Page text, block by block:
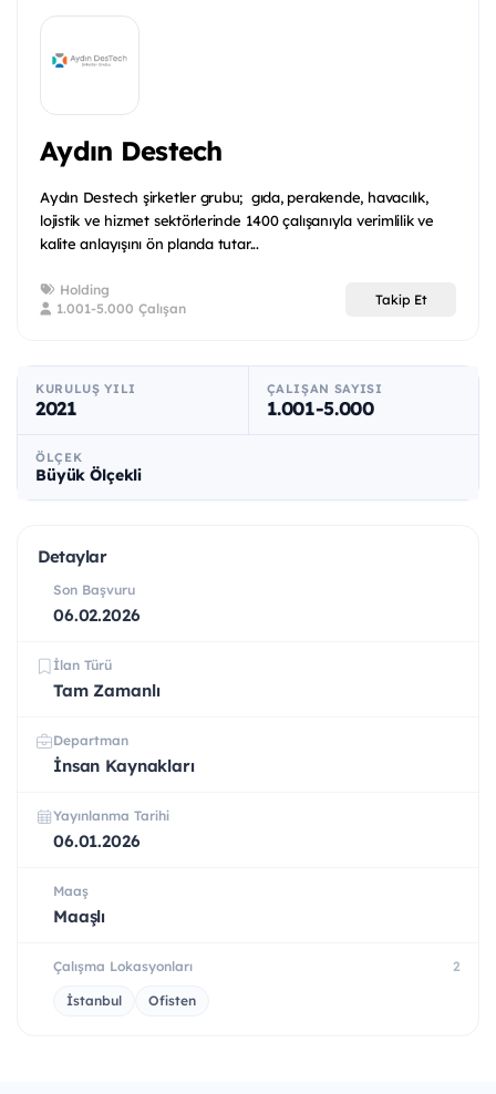
Aydın Destech
Aydın Destech şirketler grubu; gıda, perakende, havacılık,
lojistik ve hizmet sektörlerinde 1400 çalışanıyla verimlilik ve
kalite anlayışını ön planda tutar...
Holding
1.001-5.000 Çalışan
Takip Et
KURULUŞ YILI
2021
ÇALIŞAN SAYISI
1.001-5.000
ÖLÇEK
Büyük Ölçekli
Detaylar
Son Başvuru
06.02.2026
İlan Türü
Tam Zamanlı
Departman
İnsan Kaynakları
Yayınlanma Tarihi
06.01.2026
Maaş
Maaşlı
Çalışma Lokasyonları 2
İstanbul Ofisten